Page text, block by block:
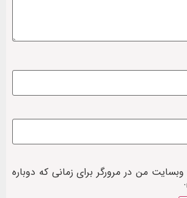
وبسایت من در مرورگر برای زمانی که دوباره